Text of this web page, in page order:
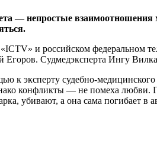
— непростые
и российском федеральном
Егоров. Судмедэксперта Ингу
к эксперту судебно-
конфликты — не помеха любви.
убивают, а она сама погибает в